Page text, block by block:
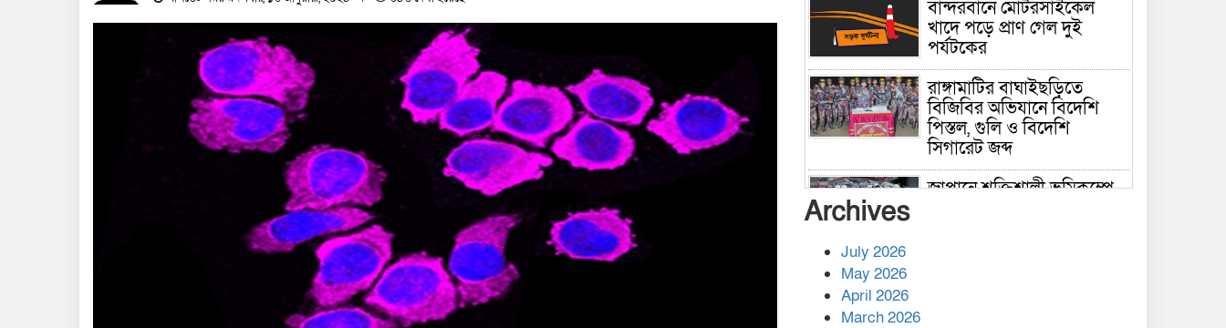
বান্দরবানে মোটরসাইকেল
খাদে পড়ে প্রাণ গেল দুই
পর্যটকের
রাঙ্গামাটির বাঘাইছড়িতে
বিজিবির অভিযানে বিদেশি
পিস্তল, গুলি ও বিদেশি
সিগারেট জব্দ
জাপানে শক্তিশালী ভূমিকম্পে
Archives
July 2026
May 2026
April 2026
March 2026